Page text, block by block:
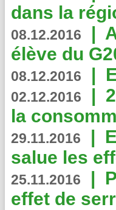
dans la
08.12.2016 |
élève du
08.12.2016 |
02.12.2016 |
la
29.11.2016 |
salue les
25.11.2016 |
effet de